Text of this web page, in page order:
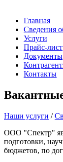
Главная
Сведения
Услуги
Прайс-лист
Документы
Контакты
Наши услуги /
ООО "Спектр"
подготовки,
бюджетов, по